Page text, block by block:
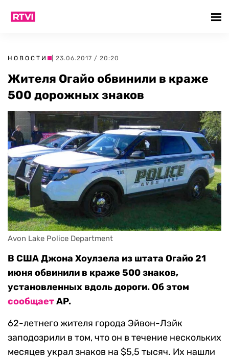
НОВОСТИ | 23.06.2017 / 20:20
Жителя Огайо обвинили в краже
500 дорожных знаков
Avon Lake Police Department
В США Джона Хоулзела из штата Огайо 21
июня обвинили в краже 500 знаков,
установленных вдоль дороги. Об этом
сообщаетAP.
62-летнего жителя города Эйвон-Лэйк
заподозрили в том, что он в течение нескольких
месяцев украл знаков на $5,5 тысяч. Их нашли